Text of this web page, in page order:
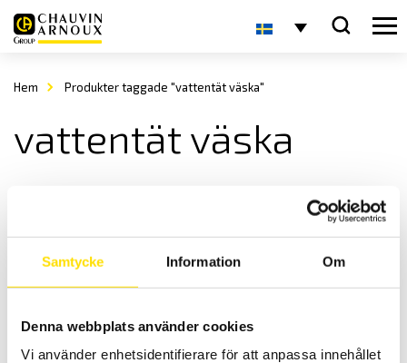
Samtycke Information Om
Denna webbplats använder cookies
Vi använder enhetsidentifierare för att anpassa innehållet
Hem Produkter taggade "vattentät väska"
vattentät väska
Tillbehör till mätinstrument, väskor IP65
Hårda väskor för alla märken av mätinstrument med IP65 klassning!